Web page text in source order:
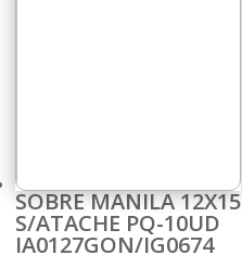
SOBRE MANILA 12X15
S/ATACHE PQ-10UD
IA0127GON/IG0674